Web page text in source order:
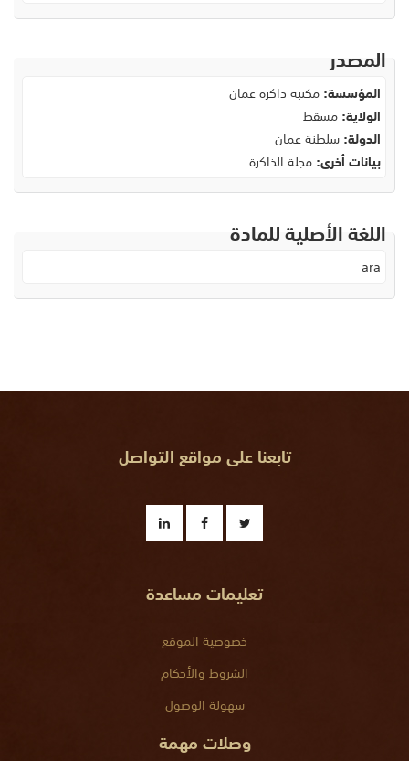
المصدر
المؤسسة:مكتبة ذاكرة عمان
الولاية:مسقط
الدولة:سلطنة عمان
بيانات أخرى:مجلة الذاكرة
اللغة الأصلية للمادة
ara
تابعنا على مواقع التواصل
تعليمات مساعدة
خصوصية الموقع
الشروط والأحكام
سهولة الوصول
وصلات مهمة